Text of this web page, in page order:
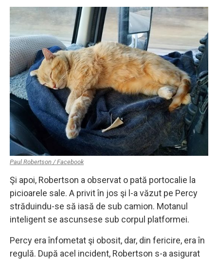
Paul Robertson / Facebook
Şi apoi, Robertson a observat o pată portocalie la
picioarele sale. A privit în jos şi l-a văzut pe Percy
străduindu-se să iasă de sub camion. Motanul
inteligent se ascunsese sub corpul platformei.
Percy era înfometat şi obosit, dar, din fericire, era în
regulă. După acel incident, Robertson s-a asigurat